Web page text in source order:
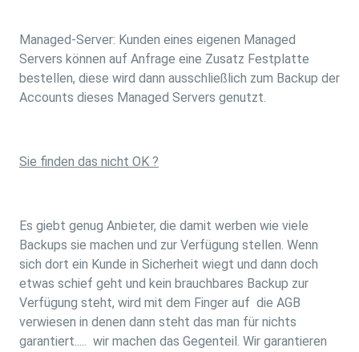
Managed-Server: Kunden eines eigenen Managed
Servers können auf Anfrage eine Zusatz Festplatte
bestellen, diese wird dann ausschließlich zum Backup der
Accounts dieses Managed Servers genutzt.
Sie finden das nicht OK ?
Es giebt genug Anbieter, die damit werben wie viele
Backups sie machen und zur Verfügung stellen. Wenn
sich dort ein Kunde in Sicherheit wiegt und dann doch
etwas schief geht und kein brauchbares Backup zur
Verfügung steht, wird mit dem Finger auf die AGB
verwiesen in denen dann steht das man für nichts
garantiert..... wir machen das Gegenteil. Wir garantieren